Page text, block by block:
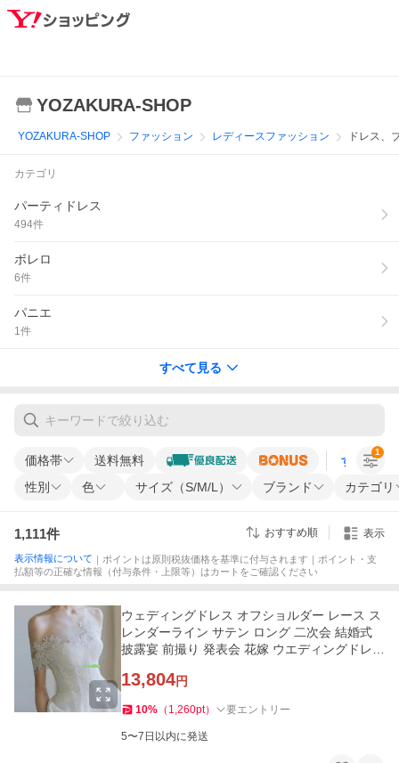
YOZAKURA-SHOP
YOZAKURA-SHOP ファッション レディースファッション ドレス、
カテゴリ
パーティドレス
494件
ボレロ
6件
パニエ
1件
すべて見る
価格帯 送料無料 すべての条
性別 色 サイズ（S/M/L） ブランド カテゴリ
1
1,111件 おすすめ順 表示
表示情報について ｜ポイントは原則税抜価格を基準に付与されます｜ポイント・支
払額等の正確な情報（付与条件・上限等）はカートをご確認ください
ウェディングドレス オフショルダー レース ス
レンダーライン サテン ロング 二次会 結婚式
披露宴 前撮り 発表会 花嫁 ウエディングドレス
13,804円
10% （ 1,260pt） 要エントリー
5〜7日以内に発送